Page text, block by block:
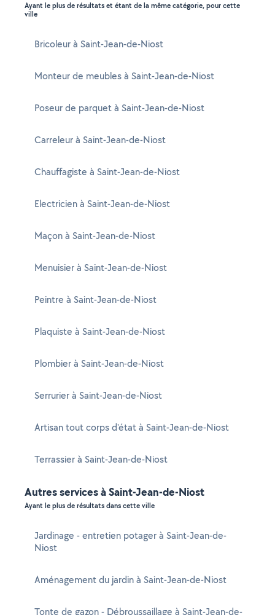
Ayant le plus de résultats et étant de la même catégorie, pour cette
ville
Bricoleur à Saint-Jean-de-Niost
Monteur de meubles à Saint-Jean-de-Niost
Poseur de parquet à Saint-Jean-de-Niost
Carreleur à Saint-Jean-de-Niost
Chauffagiste à Saint-Jean-de-Niost
Electricien à Saint-Jean-de-Niost
Maçon à Saint-Jean-de-Niost
Menuisier à Saint-Jean-de-Niost
Peintre à Saint-Jean-de-Niost
Plaquiste à Saint-Jean-de-Niost
Plombier à Saint-Jean-de-Niost
Serrurier à Saint-Jean-de-Niost
Artisan tout corps d'état à Saint-Jean-de-Niost
Terrassier à Saint-Jean-de-Niost
Autres services à Saint-Jean-de-Niost
Ayant le plus de résultats dans cette ville
Jardinage - entretien potager à Saint-Jean-de-
Niost
Aménagement du jardin à Saint-Jean-de-Niost
Tonte de gazon - Débroussaillage à Saint-Jean-de-